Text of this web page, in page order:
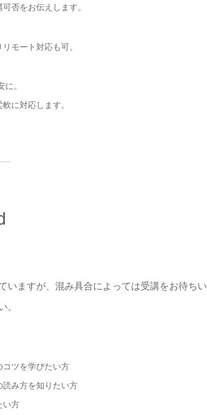
否をお伝えします。
モート対応も可。
。
に対応します。
いますが、混み具合によっては受講をお待ちい
。
ツを学びたい方
み方を知りたい方
い方